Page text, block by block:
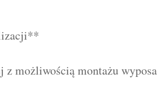
możliwością montażu